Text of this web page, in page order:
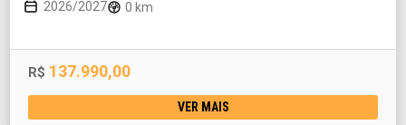
2026/2027 0 km
R$ 137.990,00
VER MAIS